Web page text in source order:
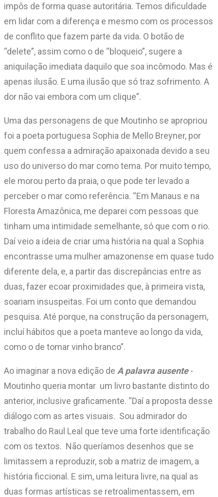
impôs de forma quase autoritária. Temos dificuldade
em lidar com a diferença e mesmo com os processos
de conflito que fazem parte da vida. O botão de
“delete”, assim como o de “bloqueio”, sugere a
aniquilação imediata daquilo que soa incômodo. Mas é
apenas ilusão. E uma ilusão que só traz sofrimento. A
dor não vai embora com um clique”.
Uma das personagens de que Moutinho se apropriou
foi a poeta portuguesa Sophia de Mello Breyner, por
quem confessa a admiração apaixonada devido a seu
uso do universo do mar como tema. Por muito tempo,
ele morou perto da praia, o que pode ter levado a
perceber o mar como referência. “Em Manaus e na
Floresta Amazônica, me deparei com pessoas que
tinham uma intimidade semelhante, só que com o rio.
Daí veio a ideia de criar uma história na qual a Sophia
encontrasse uma mulher amazonense em quase tudo
diferente dela, e, a partir das discrepâncias entre as
duas, fazer ecoar proximidades que, à primeira vista,
soariam insuspeitas. Foi um conto que demandou
pesquisa. Até porque, na construção da personagem,
incluí hábitos que a poeta manteve ao longo da vida,
como o de tomar vinho branco”.
Ao imaginar a nova edição de A palavra ausente­
Moutinho queria montar um livro bastante distinto do
anterior, inclusive graficamente. “Daí a proposta desse
diálogo com as artes visuais. Sou admirador do
trabalho do Raul Leal que teve uma forte identificação
com os textos. Não queríamos desenhos que se
limitassem a reproduzir, sob a matriz de imagem, a
história ficcional. E sim, uma leitura livre, na qual as
duas formas artísticas se retroalimentassem, em